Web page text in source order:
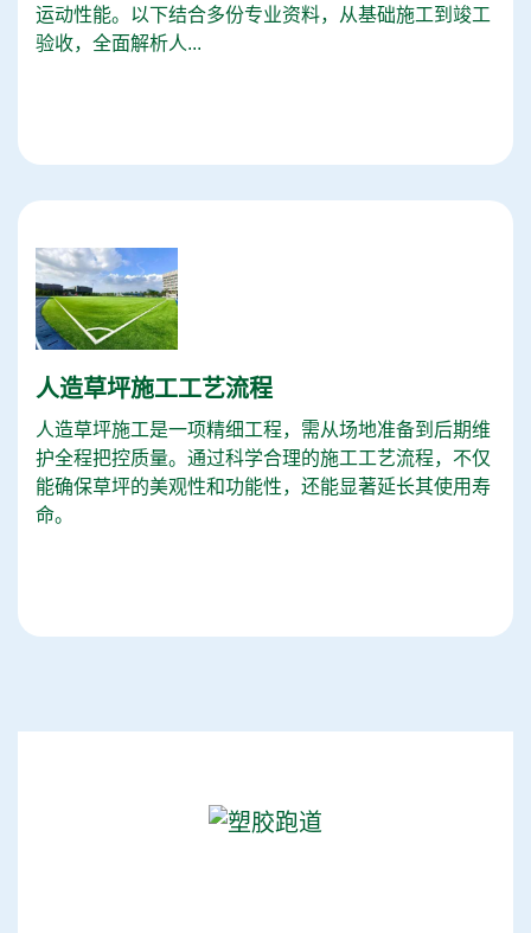
运动性能。以下结合多份专业资料，从基础施工到竣工
验收，全面解析人...
人造草坪施工工艺流程
人造草坪施工是一项精细工程，需从场地准备到后期维
护全程把控质量。通过科学合理的施工工艺流程，不仅
能确保草坪的美观性和功能性，还能显著延长其使用寿
命。